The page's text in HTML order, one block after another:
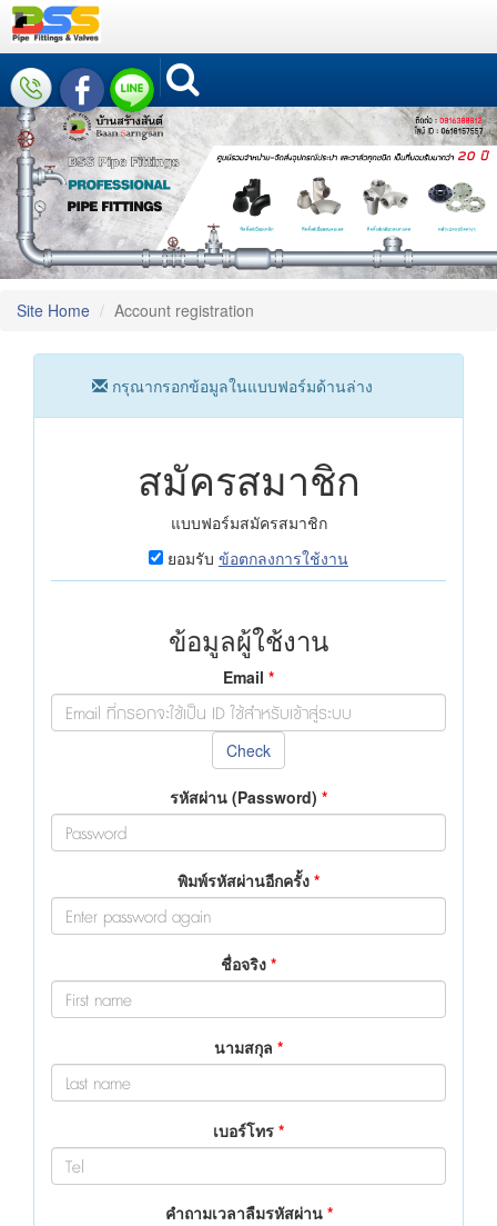
Site Home Account registration
กรุณากรอกข้อมูลในแบบฟอร์มด้านล่าง
สมัครสมาชิก
แบบฟอร์มสมัครสมาชิก
ยอมรับ ข้อตกลงการใช้งาน
ข้อมูลผู้ใช้งาน
Email *
Check
รหัสผ่าน (Password) *
พิมพ์รหัสผ่านอีกครั้ง *
ชื่อจริง *
นามสกุล *
เบอร์โทร *
คำถามเวลาลืมรหัสผ่าน*